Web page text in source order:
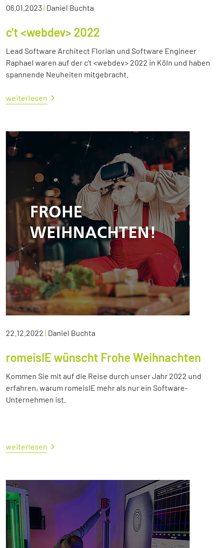
06.01.2023| Daniel Buchta
c't <webdev> 2022
Lead Software Architect Florian und Software Engineer
Raphael waren auf der c't <webdev> 2022 in Köln und haben
spannende Neuheiten mitgebracht.
weiterlesen
22.12.2022 | Daniel Buchta
romeisIE wünscht Frohe Weihnachten
Kommen Sie mit auf die Reise durch unser Jahr 2022 und
erfahren, warum romeisIE mehr als nur ein Software-
Unternehmen ist.
weiterlesen